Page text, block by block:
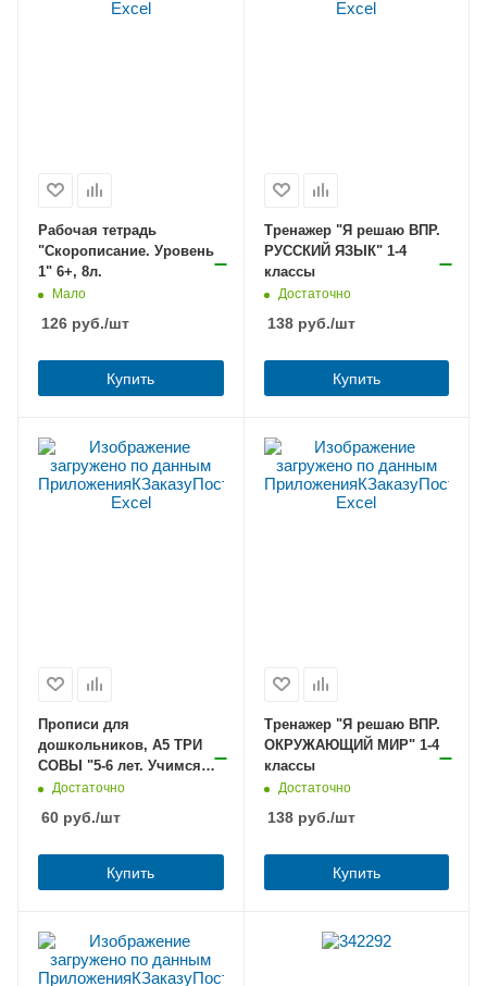
Рабочая тетрадь
"Скорописание. Уровень
1" 6+, 8л.
Мало
126 руб./шт
Купить
Тренажер "Я решаю ВПР.
РУССКИЙ ЯЗЫК" 1-4
классы
Достаточно
138руб./шт
Купить
Прописи для
дошкольников, А5 ТРИ
СОВЫ "5-6 лет. Учимся
писать по-английски. По
Достаточно
60 руб./шт
Купить
Тренажер "Я решаю ВПР.
ОКРУЖАЮЩИЙ МИР" 1-4
классы
Достаточно
138руб./шт
Купить